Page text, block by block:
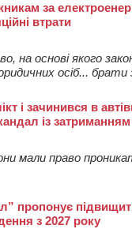
за
втрати
на основі якого
осіб... брати
і зачинився в
із затриманням
мали право
пропонує
з 2027 року